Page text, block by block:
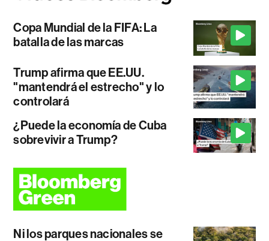
Copa Mundial de la FIFA: La
batalla de las marcas
Trump afirma que EE.UU.
"mantendrá el estrecho" y lo
controlará
¿Puede la economía de Cuba
sobrevivir a Trump?
Ni los parques nacionales se